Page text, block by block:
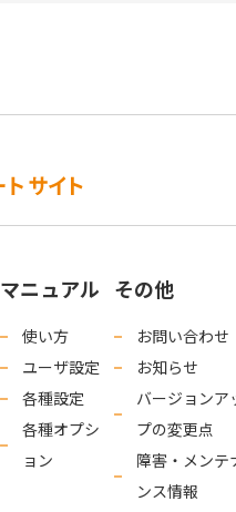
マニュアル
使い方
ユーザ設定
各種設定
各種オプシ
ョン
その他
お問い合わせ
お知らせ
バージョンア
プの変更点
障害・メンテ
ンス情報